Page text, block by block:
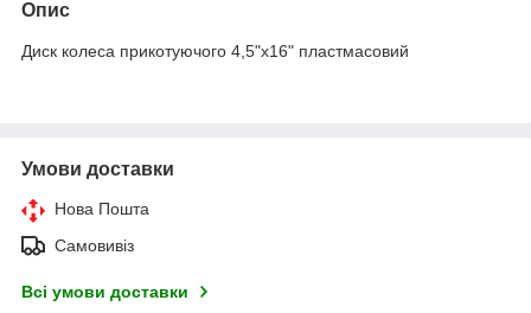
Опис
Диск колеса прикотуючого 4,5"х16" пластмасовий
Умови доставки
Нова Пошта
Самовивіз
Всі умови доставки